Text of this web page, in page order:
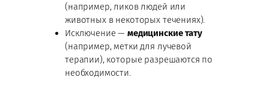
(например, ликов людей или
животных в некоторых течениях).
Исключение —медицинские тату
(например, метки для лучевой
терапии), которые разрешаются по
необходимости.